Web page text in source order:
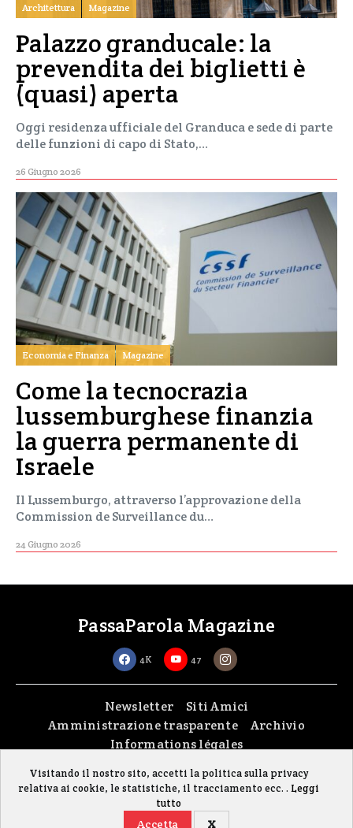
Architettura Magazine
Palazzo granducale: la
prevendita dei biglietti è
(quasi) aperta
Oggi residenza ufficiale del Granduca e sede di parte
delle funzioni di capo di Stato,…
26 Giugno 2026
Economia e Finanza Magazine
Come la tecnocrazia
lussemburghese finanzia
la guerra permanente di
Israele
Il Lussemburgo, attraverso l’approvazione della
Commission de Surveillance du…
24 Giugno 2026
PassaParola Magazine
4K 47
Newsletter
Siti Amici
Amministrazione trasparente
Archivio
Informations légales
Copyright © 2026passaparola asbl| Made with passion byfontana.lu
Il sito è stato realizzato grazie al contributo della FISC (Federazione Italiana
Visitando il nostro sito, accetti la politica sulla privacy
relativa ai cookie, le statistiche, il tracciamento ecc. . Leggi
tutto
Accetta X